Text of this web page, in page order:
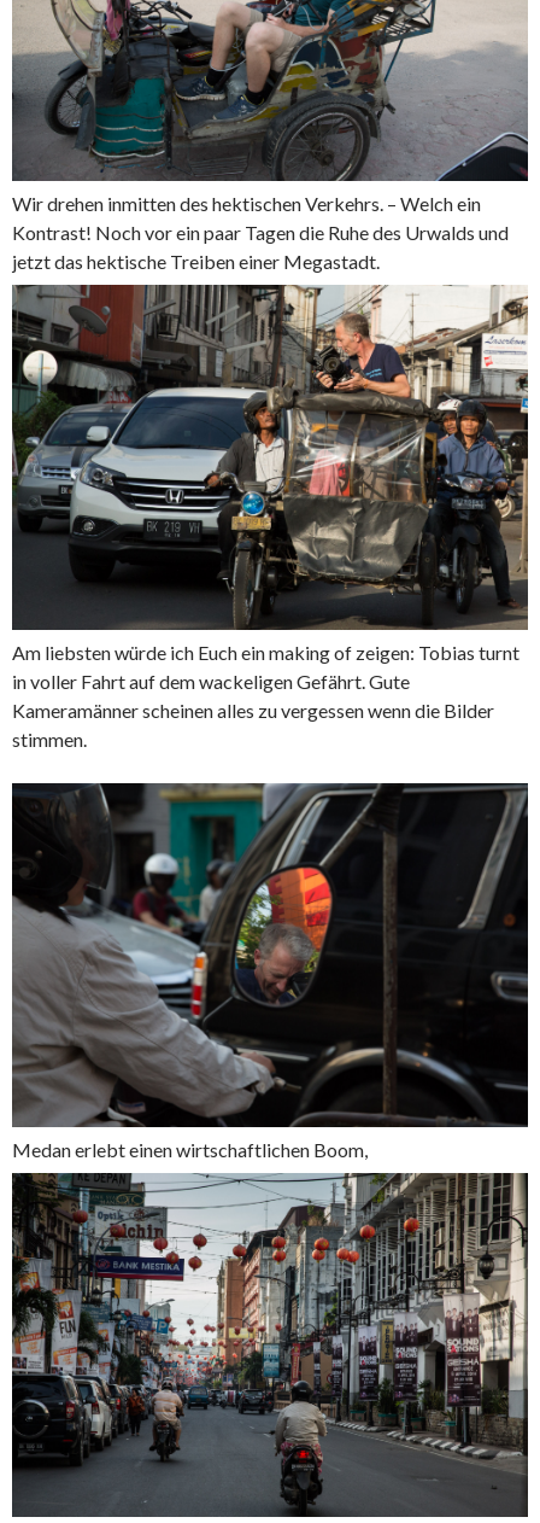
Wir drehen inmitten des hektischen Verkehrs. – Welch ein
Kontrast! Noch vor ein paar Tagen die Ruhe des Urwalds und
jetzt das hektische Treiben einer Megastadt.
Am liebsten würde ich Euch ein making of zeigen: Tobias turnt
in voller Fahrt auf dem wackeligen Gefährt. Gute
Kameramänner scheinen alles zu vergessen wenn die Bilder
stimmen.
Medan erlebt einen wirtschaftlichen Boom,